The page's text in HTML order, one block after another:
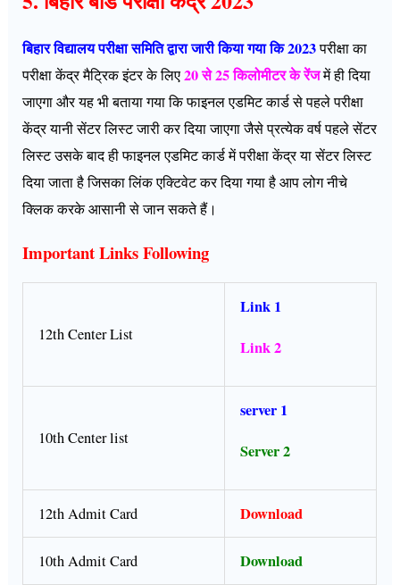
बिहार विद्यालय परीक्षा समिति द्वारा जारी किया गया कि 2023परीक्षा का
परीक्षा केंद्र मैट्रिक इंटर के लिए20 से 25 किलोमीटर के रेंजमें ही दिया
जाएगा और यह भी बताया गया कि फाइनल एडमिट कार्ड से पहले परीक्षा
केंद्र यानी सेंटर लिस्ट जारी कर दिया जाएगा जैसे प्रत्येक वर्ष पहले सेंटर
लिस्ट उसके बाद ही फाइनल एडमिट कार्ड में परीक्षा केंद्र या सेंटर लिस्ट
दिया जाता है जिसका लिंक एक्टिवेट कर दिया गया है आप लोग नीचे
क्लिक करके आसानी से जान सकते हैं।
Important Links Following
12th Center List
Link 1
Link 2
10th Center list
server 1
Server 2
12th Admit Card Download
10th Admit Card Download